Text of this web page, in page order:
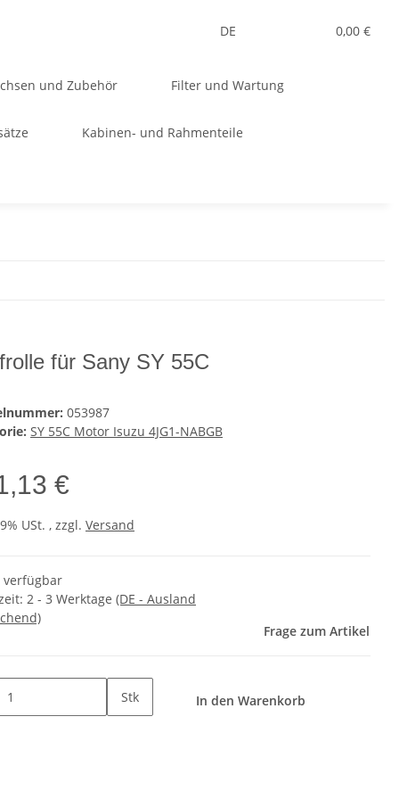
DE 0,00 €
und Zubehör Filter und Wartung
Kabinen- und Rahmenteile
für Sany SY 55C
053987
SY 55C Motor Isuzu 4JG1-NABGB
€
USt. , zzgl. Versand
verfügbar
2 - 3 Werktage (DE - Ausland
Frage zum Artikel
Stk In den Warenkorb